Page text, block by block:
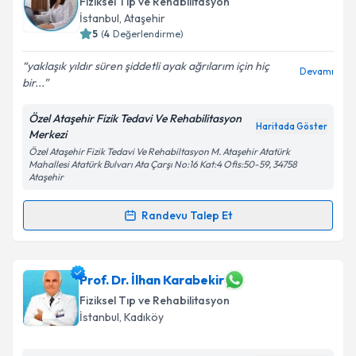
İstanbul, Ataşehir
5 (4 Değerlendirme)
yaklaşık yıldır süren şiddetli ayak ağrılarım için hiç
bir...
Devamı
Özel Ataşehir Fizik Tedavi Ve Rehabilitasyon
Merkezi
Haritada Göster
Özel Ataşehir Fizik Tedavi Ve Rehabiltasyon M. Ataşehir Atatürk
Mahallesi Atatürk Bulvarı Ata Çarşı No:16 Kat:4 Ofis:50-59, 34758
Ataşehir
Randevu Talep Et
Randevu Takvimi Talebi
Uzm. Dr. Ülkü Sarpkayaiçin randevu takvimi talebi
oluşturun. Size bu uzmandan randevu almanız için bir
takvim hazırlandığında e-posta ile bilgilendireceğiz.
Prof. Dr. İlhan Karabekir
Fiziksel Tıp ve Rehabilitasyon
İstanbul, Kadıköy